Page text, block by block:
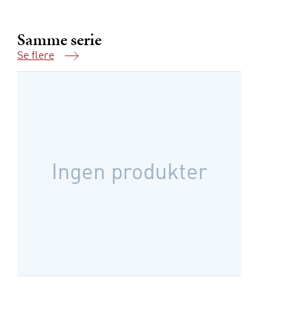
Samme serie
Se flere
Samme serie
Ingen produkter